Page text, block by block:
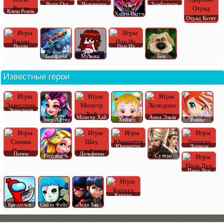
Клеш Рояль
Brain Out
Человечки
Хагги Вагги
Зомботрон
Отряд Котят
Вилли
Без флеш
Музыка
Поп Ит
Бен
Известные герои
Эквестрия
Эвер Афтер
Монстр Хай Хейзел Анна Эльза Винкс
Пеппа Рапунцель Дельфины
Юникитти
Султан
Лошади
Папа Луи
Бродилки Салли Фейс Леди Баг
Капхед